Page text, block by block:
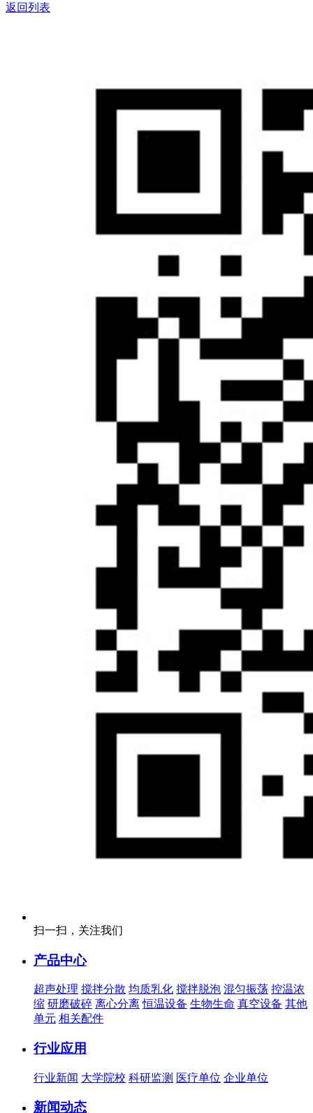
返回列表
扫一扫，关注我们
产品中心
超声处理 搅拌分散 均质乳化 搅拌脱泡 混匀振荡 控温浓
缩 研磨破碎 离心分离 恒温设备 生物生命 真空设备 其他
单元 相关配件
行业应用
行业新闻 大学院校 科研监测 医疗单位 企业单位
新闻动态